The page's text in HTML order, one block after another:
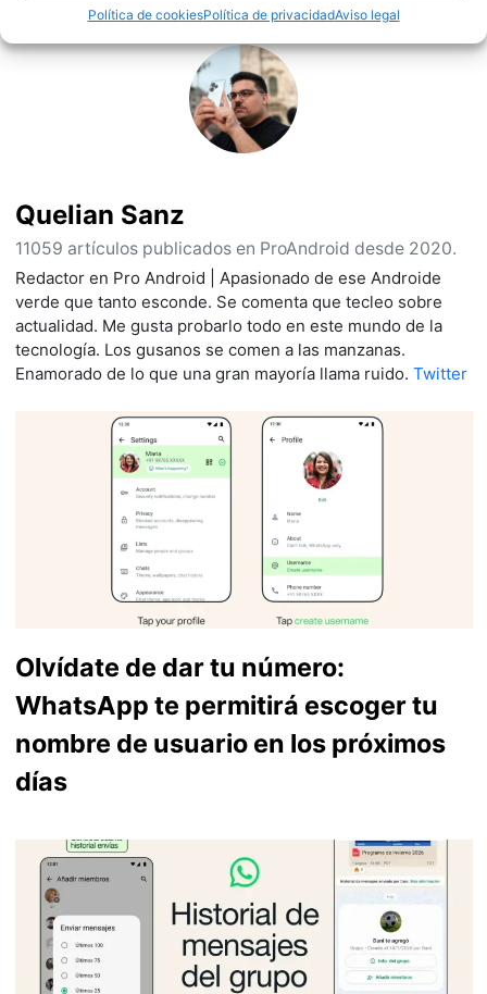
Política de cookiesPolítica de privacidadAviso legal
Quelian Sanz
11059 artículos publicados en ProAndroid desde 2020.
Redactor en Pro Android | Apasionado de ese Androide
verde que tanto esconde. Se comenta que tecleo sobre
actualidad. Me gusta probarlo todo en este mundo de la
tecnología. Los gusanos se comen a las manzanas.
Enamorado de lo que una gran mayoría llama ruido. Twitter
Olvídate de dar tu número:
WhatsApp te permitirá escoger tu
nombre de usuario en los próximos
días